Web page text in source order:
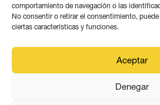
comportamiento de navegación o las
No consentir o retirar el consentimiento,
ciertas características y funciones.
Aceptar
Denegar
Aviso legal
Política de